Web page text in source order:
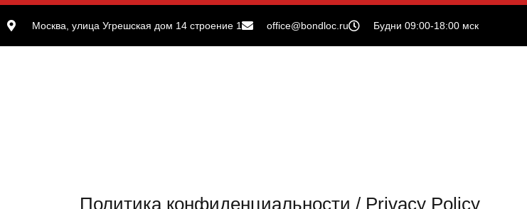
Москва, улица Угрешская дом 14 строение 1 office@bondloc.ru Будни 09:00-18:00 мск
Политика конфиденциальности / Privacy Policy